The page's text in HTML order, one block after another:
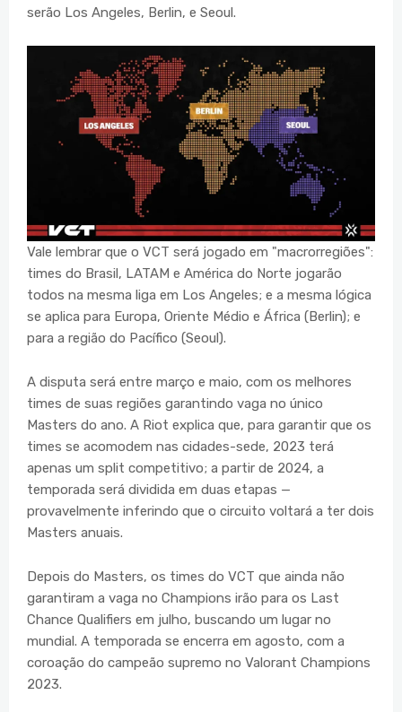
serão Los Angeles, Berlin, e Seoul.
Vale lembrar que o VCT será jogado em "macrorregiões":
times do Brasil, LATAM e América do Norte jogarão
todos na mesma liga em Los Angeles; e a mesma lógica
se aplica para Europa, Oriente Médio e África (Berlin); e
para a região do Pacífico (Seoul).
A disputa será entre março e maio, com os melhores
times de suas regiões garantindo vaga no único
Masters do ano. A Riot explica que, para garantir que os
times se acomodem nas cidades-sede, 2023 terá
apenas um split competitivo; a partir de 2024, a
temporada será dividida em duas etapas —
provavelmente inferindo que o circuito voltará a ter dois
Masters anuais.
Depois do Masters, os times do VCT que ainda não
garantiram a vaga no Champions irão para os Last
Chance Qualifiers em julho, buscando um lugar no
mundial. A temporada se encerra em agosto, com a
coroação do campeão supremo no Valorant Champions
2023.